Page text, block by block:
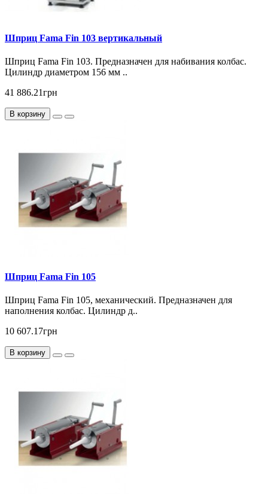
Шприц Fama Fin 103 вертикальный
Шприц Fama Fin 103. Предназначен для набивания колбас.
Цилиндр диаметром 156 мм ..
41 886.21грн
В корзину
Шприц Fama Fin 105
Шприц Fama Fin 105, механический. Предназначен для
наполнения колбас. Цилиндр д..
10 607.17грн
В корзину